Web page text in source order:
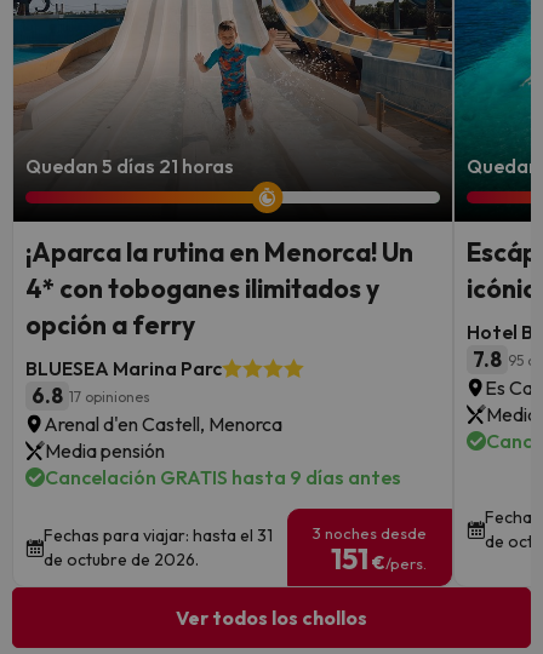
Quedan 5 días 21 horas
¡Aparca la rutina en Menorca! Un
4* con toboganes ilimitados y
opción a ferry
BLUESEA Marina Parc
6.8 17 opiniones
Arenal d'en Castell, Menorca
Media pensión
Cancelación GRATIS hasta 9 días antes
Fechas para viajar: hasta el 31
de octubre de 2026.
3 noches desde
151 €/pers.
Quedan
Hotel
7.8 95
Es
Media
de
Ver todos los chollos